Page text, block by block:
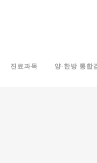
진료과목 양·한방 통합